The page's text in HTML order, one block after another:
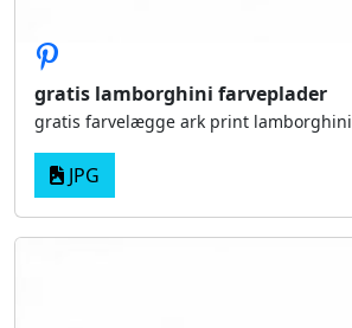
gratis lamborghini farveplader
gratis farvelægge ark print lamborghini
JPG